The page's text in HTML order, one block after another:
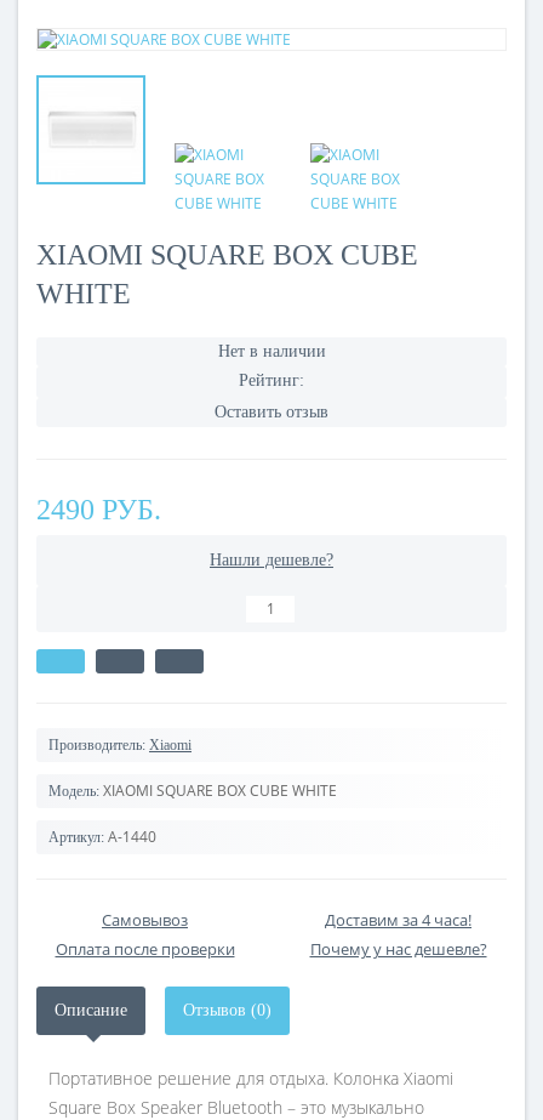
XIAOMI SQUARE BOX CUBE
WHITE
Нет в наличии
Рейтинг:
Оставить отзыв
2490 РУБ.
Нашли дешевле?
Производитель: Xiaomi
Модель: XIAOMI SQUARE BOX CUBE WHITE
Артикул: A-1440
Самовывоз
Доставим за 4 часа!
Оплата после проверки
Почему у нас дешевле?
Описание Отзывов (0)
Портативное решение для отдыха. Колонка Xiaomi
Square Box Speaker Bluetooth – это музыкально